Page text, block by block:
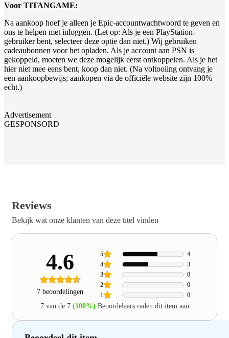
Voor TITANGAME:
Na aankoop hoef je alleen je Epic-accountwachtwoord te geven en
ons te helpen met inloggen. (Let op: Als je een PlayStation-
gebruiker bent, selecteer deze optie dan niet.) Wij gebruiken
cadeaubonnen voor het opladen. Als je account aan PSN is
gekoppeld, moeten we deze mogelijk eerst ontkoppelen. Als je het
hier niet mee eens bent, koop dan niet. (Na voltooiing ontvang je
een aankoopbewijs; aankopen via de officiële website zijn 100%
echt.)
Advertisement
GESPONSORD
Reviews
Bekijk wat onze klanten van deze titel vinden
4.6
7 beoordelingen 1 0
2 0
3 0
4 3
5 4
7 van de 7 (100%) Beoordelaars raden dit item aan